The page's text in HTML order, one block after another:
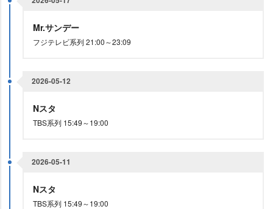
Mr.サンデー
フジテレビ系列 21:00～23:09
2026-05-12
Nスタ
TBS系列 15:49～19:00
2026-05-11
Nスタ
TBS系列 15:49～19:00